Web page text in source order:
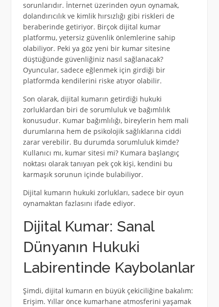
sorunlarıdır. İnternet üzerinden oyun oynamak,
dolandırıcılık ve kimlik hırsızlığı gibi riskleri de
beraberinde getiriyor. Birçok dijital kumar
platformu, yetersiz güvenlik önlemlerine sahip
olabiliyor. Peki ya göz yeni bir kumar sitesine
düştüğünde güvenliğiniz nasıl sağlanacak?
Oyuncular, sadece eğlenmek için girdiği bir
platformda kendilerini riske atıyor olabilir.
Son olarak, dijital kumarın getirdiği hukuki
zorluklardan biri de sorumluluk ve bağımlılık
konusudur. Kumar bağımlılığı, bireylerin hem mali
durumlarına hem de psikolojik sağlıklarına ciddi
zarar verebilir. Bu durumda sorumluluk kimde?
Kullanıcı mı, kumar sitesi mi? Kumara başlangıç
noktası olarak tanıyan pek çok kişi, kendini bu
karmaşık sorunun içinde bulabiliyor.
Dijital kumarın hukuki zorlukları, sadece bir oyun
oynamaktan fazlasını ifade ediyor.
Dijital Kumar: Sanal
Dünyanın Hukuki
Labirentinde Kaybolanlar
Şimdi, dijital kumarın en büyük çekiciliğine bakalım:
Erişim. Yıllar önce kumarhane atmosferini yaşamak